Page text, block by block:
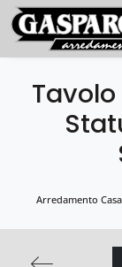
Arredamento Casa